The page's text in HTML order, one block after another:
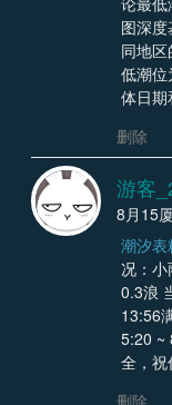
图深
同地
低潮位
体日期
删除
游客
8月15
潮汐表
况：小
0.3浪
13:56
5:20 ~
全，祝